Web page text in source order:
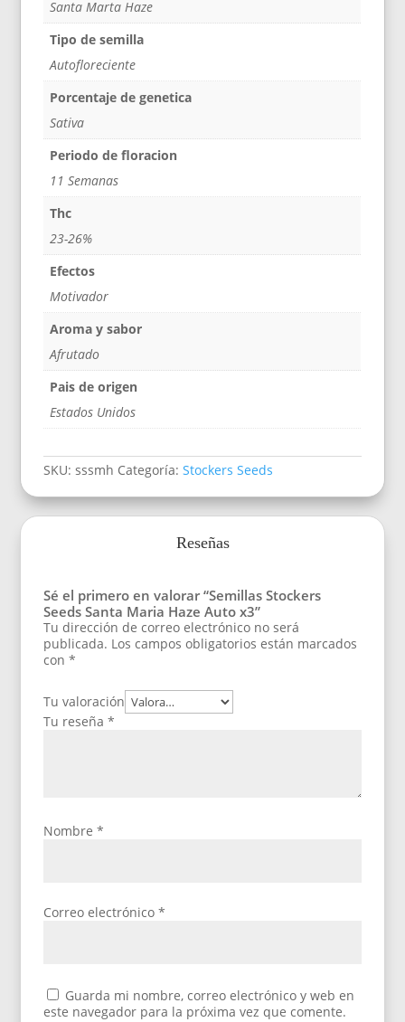
Santa Marta Haze
Tipo de semilla
Autofloreciente
Porcentaje de genetica
Sativa
Periodo de floracion
11 Semanas
Thc
23-26%
Efectos
Motivador
Aroma y sabor
Afrutado
Pais de origen
Estados Unidos
SKU:sssmh Categoría:Stockers Seeds
Reseñas
Sé el primero en valorar “Semillas Stockers
Seeds Santa Maria Haze Auto x3”
Tu dirección de correo electrónico no será
publicada. Los campos obligatorios están marcados
con*
Tu valoración
Tu reseña*
Nombre*
Correo electrónico*
Guarda mi nombre, correo electrónico y web en
este navegador para la próxima vez que comente.